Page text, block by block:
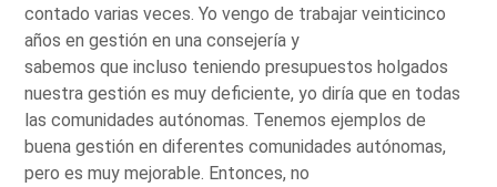
contado varias veces. Yo vengo de trabajar veinticinco
años en gestión en una consejería y
sabemos que incluso teniendo presupuestos holgados
nuestra gestión es muy deficiente, yo diría que en todas
las comunidades autónomas. Tenemos ejemplos de
buena gestión en diferentes comunidades autónomas,
pero es muy mejorable. Entonces, no